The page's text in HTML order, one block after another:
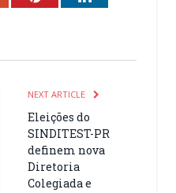
NEXT ARTICLE
Eleições do
SINDITEST-PR
definem nova
Diretoria
Colegiada e